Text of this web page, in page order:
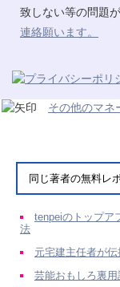
致しない等の問題
連絡願います。
その他のマネ
同じ著者の無料レ
tenpeiのトップア
法
元宅建主任者が伝
芸能おもしろ裏用